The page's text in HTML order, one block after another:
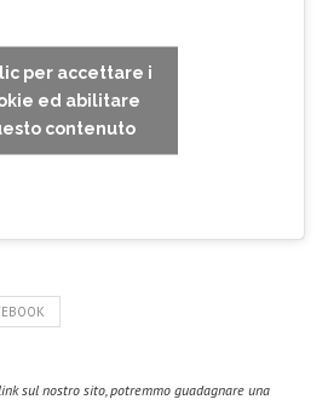
per accettare i
ed abilitare
contenuto
sul nostro sito, potremmo guadagnare una